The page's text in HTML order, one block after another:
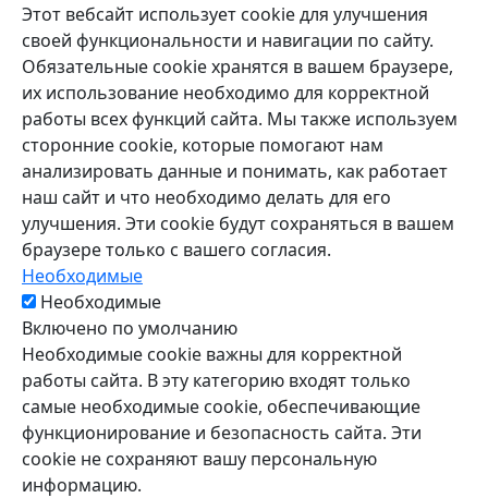
Этот вебсайт использует cookie для улучшения
своей функциональности и навигации по сайту.
Обязательные cookie хранятся в вашем браузере,
их использование необходимо для корректной
работы всех функций сайта. Мы также используем
сторонние cookie, которые помогают нам
анализировать данные и понимать, как работает
наш сайт и что необходимо делать для его
улучшения. Эти cookie будут сохраняться в вашем
браузере только с вашего согласия.
Необходимые
Необходимые
Включено по умолчанию
Необходимые cookie важны для корректной
работы сайта. В эту категорию входят только
самые необходимые cookie, обеспечивающие
функционирование и безопасность сайта. Эти
cookie не сохраняют вашу персональную
информацию.